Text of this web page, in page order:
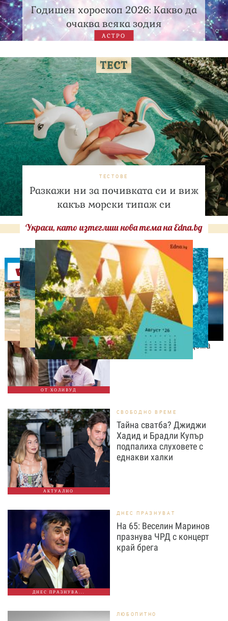
Годишен хороскоп 2026: Какво да
очаква всяка зодия
АСТРО
ТЕСТОВЕ
Разкажи ни за почивката си и виж
какъв морски типаж си
Украси, като изтеглиш нова тема на Edna.bg
Оферти
ОТ ХОЛИВУД
СВОБОДНО ВРЕМЕ
Дженифър Лопес събира
спомени с близнаците си
преди да напуснат дома
АКТУАЛНО
СВОБОДНО ВРЕМЕ
Тайна сватба? Джиджи
Хадид и Брадли Купър
подпалиха слуховете с
еднакви халки
ДНЕС ПРАЗНУВА...
ДНЕС ПРАЗНУВАТ
На 65: Веселин Маринов
празнува ЧРД с концерт
край брега
ЛЮБОПИТНО